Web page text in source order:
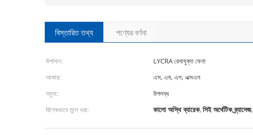
বিস্তারিত তথ্য পণ্যের বর্ণনা
উপাদান: LYCRA রেখাযুক্ত ফেনা
আকার:
এস, এম, এল, এক্সএল
নমুনা:
উপলব্ধ
বিশেষভাবে তুলে ধরা:
কালো অস্থি ব্যারেক,সিই অর্থেটিক ব্র্যাসেজ,